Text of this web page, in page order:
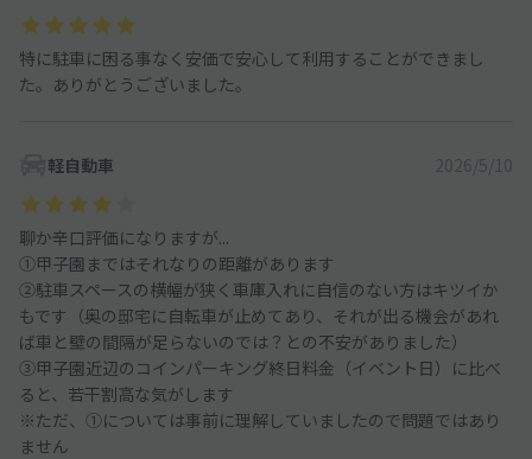
特に駐車に困る事なく安価で安心して利用することができまし
た。ありがとうございました。
軽自動車 2026/5/10
聊か辛口評価になりますが...
①甲子園まではそれなりの距離があります
②駐車スペースの横幅が狭く車庫入れに自信のない方はキツイか
もです（奥の邸宅に自転車が止めてあり、それが出る機会があれ
ば車と壁の間隔が足らないのでは？との不安がありました）
③甲子園近辺のコインパーキング終日料金（イベント日）に比べ
ると、若干割高な気がします
※ただ、①については事前に理解していましたので問題ではあり
ません